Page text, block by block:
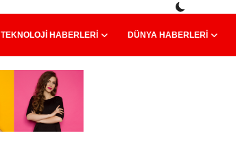
TEKNOLOJI HABERLERI DÜNYA HABERLERI